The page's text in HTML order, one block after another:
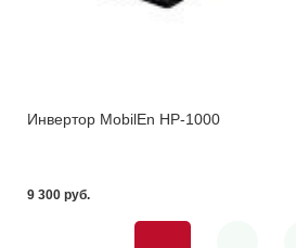
Инвертор MobilEn HP-1000
9 300 pуб.